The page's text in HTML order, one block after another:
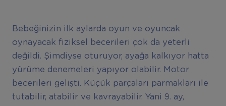
Bebeğinizin ilk aylarda oyun ve oyuncak
oynayacak fiziksel becerileri çok da yeterli
değildi. Şimdiyse oturuyor, ayağa kalkıyor hatta
yürüme denemeleri yapıyor olabilir. Motor
becerileri gelişti. Küçük parçaları parmakları ile
tutabilir, atabilir ve kavrayabilir. Yani 9. ay,